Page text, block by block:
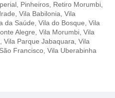
Pinheiros, Retiro Morumbi,
Vila Babilonia, Vila
da Saúde, Vila do Bosque, Vila
Alegre, Vila Morumbi, Vila
Vila Parque Jabaquara, Vila
Francisco, Vila Uberabinha